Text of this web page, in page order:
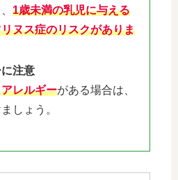
1歳未満の乳児に与える
ヌス症のリスクがありま
注意
アレルギーがある場合は、
しょう。